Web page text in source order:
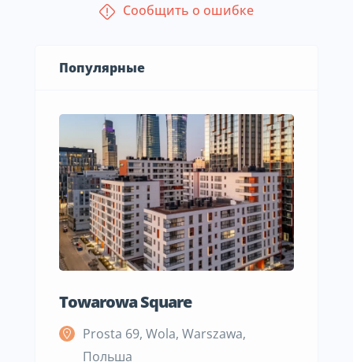
Сообщить о ошибке
Популярные
Towarowa Square
Prosta 69, Wola, Warszawa,
Польша